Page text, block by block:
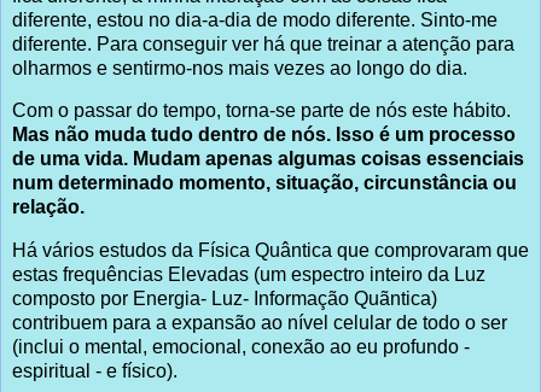
diferente, estou no dia-a-dia de modo diferente. Sinto-me
diferente. Para conseguir ver há que treinar a atenção para
olharmos e sentirmo-nos mais vezes ao longo do dia.
Com o passar do tempo, torna-se parte de nós este hábito.
Mas não muda tudo dentro de nós. Isso é um processo
de uma vida. Mudam apenas algumas coisas essenciais
num determinado momento, situação, circunstância ou
relação.
Há vários estudos da Física Quântica que comprovaram que
estas frequências Elevadas (um espectro inteiro da Luz
composto por Energia- Luz- Informação Quãntica)
contribuem para a expansão ao nível celular de todo o ser
(inclui o mental, emocional, conexão ao eu profundo -
espiritual - e físico).